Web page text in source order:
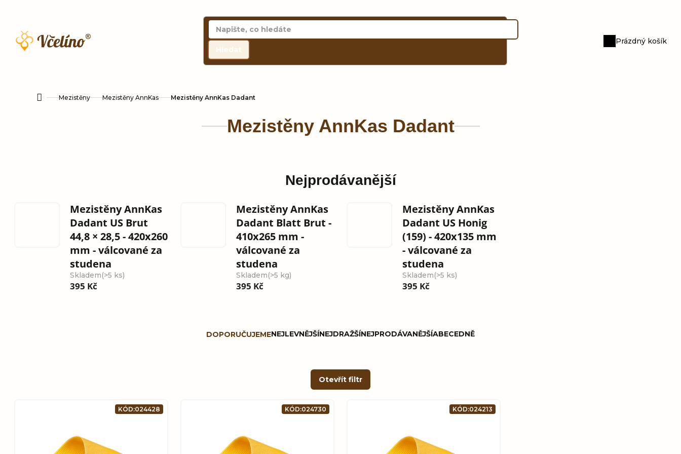
obsah
Hledat
Nákupní
Prázdný košík
DomůMezistěny Mezistěny AnnKas Mezistěny AnnKas Dadant
Mezistěny AnnKas Dadant
Nejprodávanější
Mezistěny AnnKas
Dadant US Brut
44,8 × 28,5 - 420x260
mm - válcované za
studena
Skladem(>5 ks)
395 Kč
Mezistěny AnnKas
Dadant Blatt Brut -
410x265 mm -
válcované za
studena
Skladem(>5 kg)
395 Kč
Mezistěny AnnKas
Dadant US Honig
(159) - 420x135 mm
- válcované za
studena
Skladem(>5 ks)
395 Kč
DOPORUČUJEMENEJLEVNĚJŠÍNEJDRAŽŠÍNEJPRODÁVANĚJŠÍABECEDNĚ
Otevřít filtr
KÓD:024428 KÓD:024730 KÓD:024213